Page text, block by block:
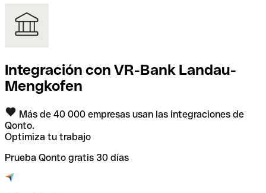
Integración con VR-Bank Landau-
Mengkofen
Más de 40 000 empresas usan las integraciones de
Qonto.
Optimiza tu trabajo
Prueba Qonto gratis 30 días